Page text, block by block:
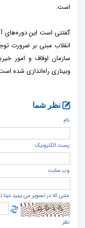
است.
گفتنی است این دوره‌های
انقلاب مبنی بر ضرورت
سازمان اوقاف و امور
وبیناری راه‌اندازی شده
نظر شما
نام
پست الكترونيک
وب سایت
متنی که در تصویر می بینید عینا
نظر